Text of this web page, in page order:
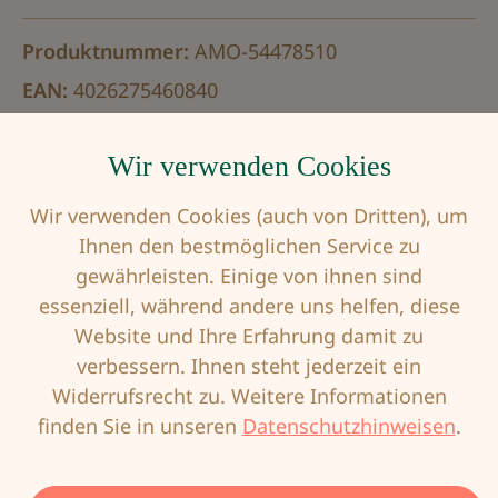
Produktnummer: AMO-54478510
EAN: 4026275460840
Beschreibung
Lassen Sie Ihr inneres Raubtier heraus!
Passend zum Frühling gehen Sie mit dem Bliss
Schalen BH auf die Pirsch nach neuen, a…
Eigenschaften
Wir verwenden Cookies
Wir verwenden Cookies (auch von Dritten), um
Ihnen den bestmöglichen Service zu
gewährleisten. Einige von ihnen sind
essenziell, während andere uns helfen, diese
Website und Ihre Erfahrung damit zu
verbessern. Ihnen steht jederzeit ein
Widerrufsrecht zu. Weitere Informationen
finden Sie in unseren Datenschutzhinweisen.